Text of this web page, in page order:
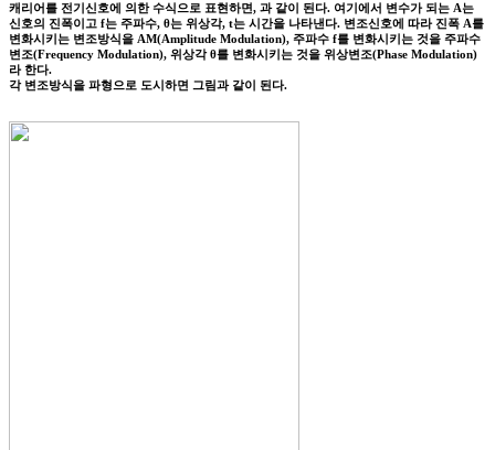
캐리어를 전기신호에 의한 수식으로 표현하면, 과 같이 된다. 여기에서 변수가 되는 A는
신호의 진폭이고 f는 주파수, θ는 위상각, t는 시간을 나타낸다. 변조신호에 따라 진폭 A를
변화시키는 변조방식을 AM(Amplitude Modulation), 주파수 f를 변화시키는 것을 주파수
변조(Frequency Modulation), 위상각 θ를 변화시키는 것을 위상변조(Phase Modulation)
라 한다.
각 변조방식을 파형으로 도시하면 그림과 같이 된다.